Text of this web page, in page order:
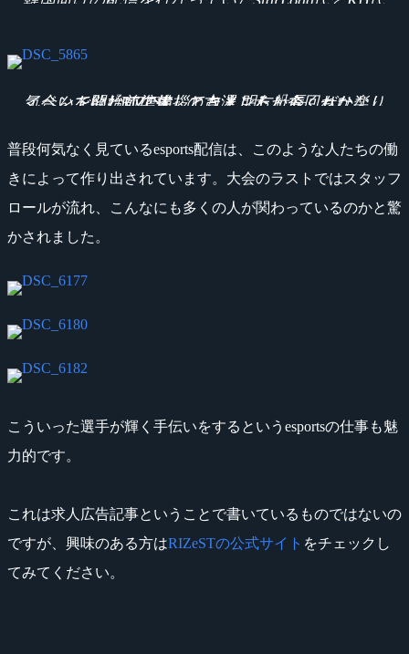
イベント開始前に挨拶したところ「今回もかなり気合いをいれて準備してきましたから、ぜひ楽しんで欲しいです」とコメントしてくれた『RIZeST』の古澤 明仁社長
普段何気なく見ているesports配信は、このような人たちの働
きによって作り出されています。大会のラストではスタッフ
ロールが流れ、こんなにも多くの人が関わっているのかと驚
かされました。
こういった選手が輝く手伝いをするというesportsの仕事も魅
力的です。
これは求人広告記事ということで書いているものではないの
ですが、興味のある方はRIZeSTの公式サイト をチェックし
てみてください。